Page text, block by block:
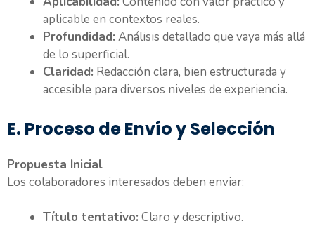
aplicable en contextos reales.
Profundidad: Análisis detallado que vaya más allá
de lo superficial.
Claridad: Redacción clara, bien estructurada y
accesible para diversos niveles de experiencia.
E. Proceso de Envío y Selección
Propuesta Inicial
Los colaboradores interesados deben enviar:
Título tentativo: Claro y descriptivo.